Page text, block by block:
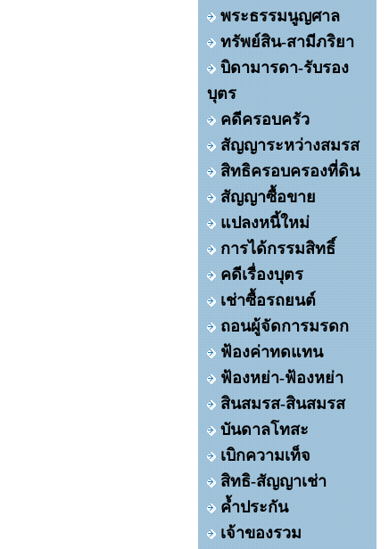
พระธรรมนูญศาล
ทรัพย์สิน-สามีภริยา
บิดามารดา-รับรอง
บุตร
คดีครอบครัว
สัญญาระหว่างสมรส
สิทธิครอบครองที่ดิน
สัญญาซื้อขาย
แปลงหนี้ใหม่
การได้กรรมสิทธิ์
คดีเรื่องบุตร
เช่าซื้อรถยนต์
ถอนผู้จัดการมรดก
ฟ้องค่าทดแทน
ฟ้องหย่า-ฟ้องหย่า
สินสมรส-สินสมรส
บันดาลโทสะ
เบิกความเท็จ
สิทธิ-สัญญาเช่า
ค้ำประกัน
เจ้าของรวม